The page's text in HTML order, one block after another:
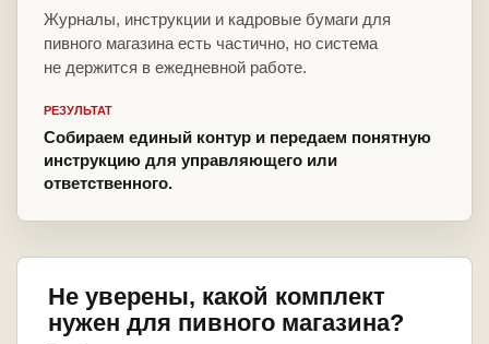
Журналы, инструкции и кадровые бумаги для
пивного магазина есть частично, но система
не держится в ежедневной работе.
РЕЗУЛЬТАТ
Собираем единый контур и передаем понятную
инструкцию для управляющего или
ответственного.
Не уверены, какой комплект
нужен для пивного магазина?